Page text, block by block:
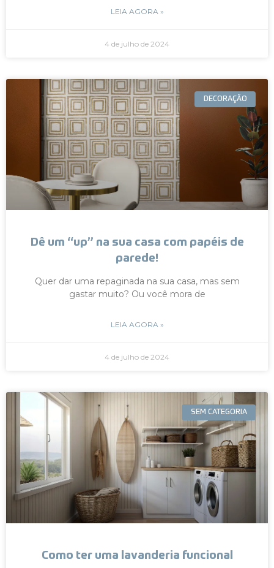
LEIA AGORA »
4 de julho de 2024
DECORAÇÃO
Dê um “up” na sua casa com papéis de
parede!
Quer dar uma repaginada na sua casa, mas sem
gastar muito? Ou você mora de
LEIA AGORA »
4 de julho de 2024
SEM CATEGORIA
Como ter uma lavanderia funcional